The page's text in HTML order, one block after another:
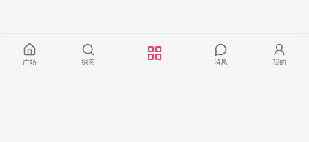
广场 探索 消息 我的